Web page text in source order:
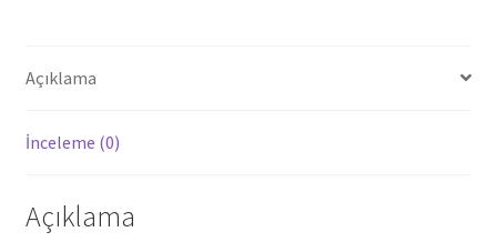
adet
Açıklama
İnceleme (0)
Açıklama